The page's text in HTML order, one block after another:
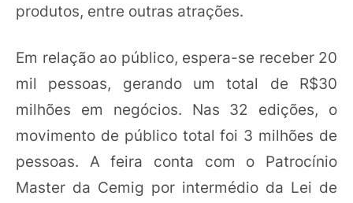
produtos, entre outras atrações.
Em relação ao público, espera-se receber 20
mil pessoas, gerando um total de R$30
milhões em negócios. Nas 32 edições, o
movimento de público total foi 3 milhões de
pessoas. A feira conta com o Patrocínio
Master da Cemig por intermédio da Lei de